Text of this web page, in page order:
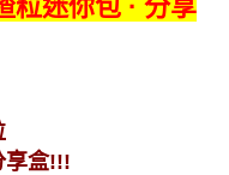
粒迷你包 · 分享
享盒!!!